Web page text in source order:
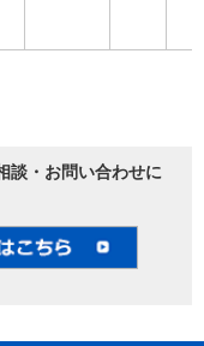
談・お問い合わせに